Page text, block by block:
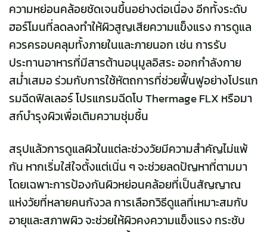
ความหย่อนคล้อยชัดเจนขึ้นอย่างต่อเนื่อง อีกทั้งระดับ
ฮอร์โมนที่ลดลงทำให้ผิวสูญเสียความแข็งแรง การดูแล
ควรครอบคลุมทั้งภายในและภายนอก เช่น การรับ
ประทานอาหารที่มีสารต้านอนุมูลอิสระ ออกกำลังกาย
สม่ำเสมอ ร่วมกับการใช้หัตถการที่ช่วยฟื้นฟูอย่างโปรแก
รมฉีดฟิลเลอร์ โปรแกรมฉีดโบ Thermage FLX หรือมา
สก์บำรุงผิวเพื่อเติมความชุ่มชื้น
สรุปแล้วการดูแลผิวในแต่ละช่วงวัยมีความสำคัญไม่แพ้
กัน หากเริ่มใส่ใจตั้งแต่เนิ่น ๆ จะช่วยลดปัญหาที่ตามมา
โดยเฉพาะการป้องกันผิวหย่อนคล้อยที่เป็นสัญญาณ
แห่งวัยที่หลายคนกังวล การเลือกวิธีดูแลที่เหมาะสมกับ
อายุและสภาพผิว จะช่วยให้ผิวคงความแข็งแรง กระชับ